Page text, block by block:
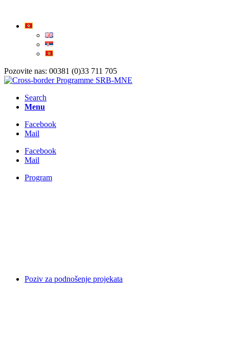
Pozovite nas: 00381 (0)33 711 705
Search
Menu
Facebook
Mail
Facebook
Mail
Program
Poziv za podnošenje projekata